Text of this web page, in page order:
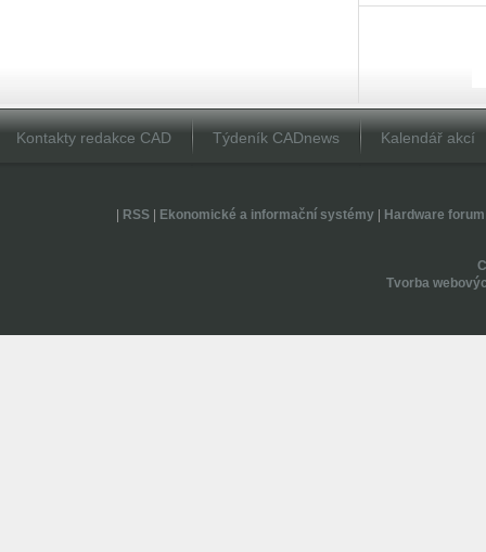
Kontakty redakce CAD Týdeník CADnews Kalendář akcí
RSS| Ekonomické a informační systémy| Hardware forum
Tvorba